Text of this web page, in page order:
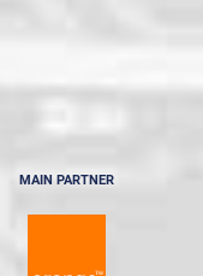
MAIN PARTNER